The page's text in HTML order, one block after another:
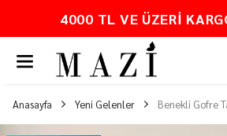
4000 TL VE ÜZERI
Anasayfa Yeni Gelenler Benekli Gofre